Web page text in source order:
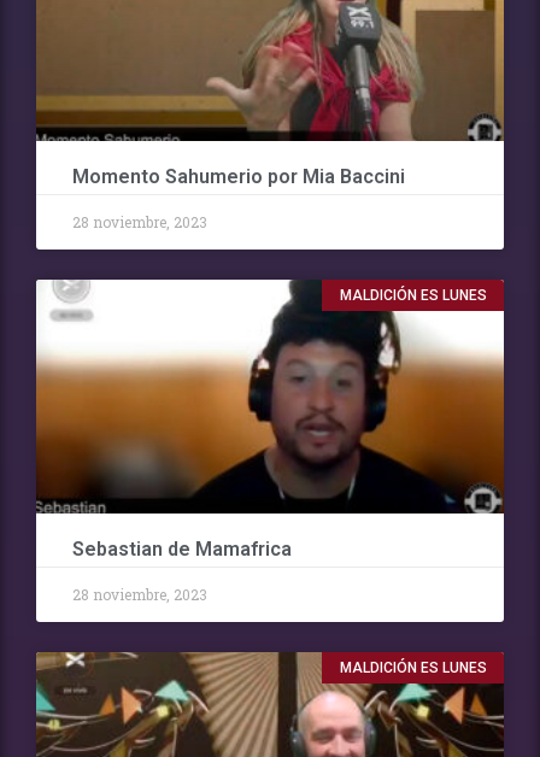
Momento Sahumerio por Mia Baccini
28 noviembre, 2023
MALDICIÓN ES LUNES
Sebastian de Mamafrica
28 noviembre, 2023
MALDICIÓN ES LUNES